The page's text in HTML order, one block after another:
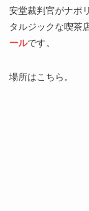
安堂裁判官がナポ
タルジックな喫茶
ールです。
場所はこちら。